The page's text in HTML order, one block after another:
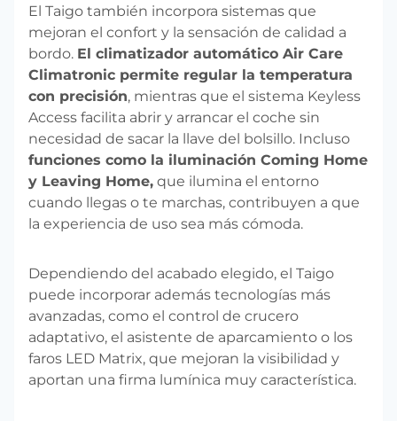
El Taigo también incorpora sistemas que
mejoran el confort y la sensación de calidad a
bordo. El climatizador automático Air Care
Climatronic permite regular la temperatura
con precisión, mientras que el sistema Keyless
Access facilita abrir y arrancar el coche sin
necesidad de sacar la llave del bolsillo. Incluso
funciones como la iluminación Coming Home
y Leaving Home, que ilumina el entorno
cuando llegas o te marchas, contribuyen a que
la experiencia de uso sea más cómoda.
Dependiendo del acabado elegido, el Taigo
puede incorporar además tecnologías más
avanzadas, como el control de crucero
adaptativo, el asistente de aparcamiento o los
faros LED Matrix, que mejoran la visibilidad y
aportan una firma lumínica muy característica.